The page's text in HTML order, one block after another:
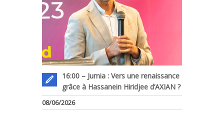
16:00 – Jumia : Vers une renaissance
grâce à Hassanein Hiridjee d’AXIAN ?
08/06/2026